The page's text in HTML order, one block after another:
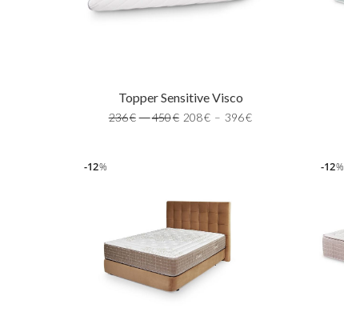
Topper Sensitive Visco
236€ –450€ 208€ – 396€
%
12 %
12